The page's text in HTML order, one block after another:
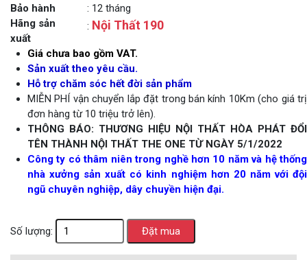
Bảo hành
: 12 tháng
Hãng sản
xuất
: Nội Thất 190
Giá chưa bao gồm VAT.
Sản xuất theo yêu cầu.
Hỗ trợ chăm sóc hết đời sản phẩm
MIỄN PHÍ vận chuyển lắp đặt trong bán kính 10Km (cho giá trị
đơn hàng từ 10 triệu trở lên).
THÔNG BÁO: THƯƠNG HIỆU NỘI THẤT HÒA PHÁT ĐỔI
TÊN THÀNH NỘI THẤT THE ONE TỪ NGÀY 5/1/2022
Công ty có thâm niên trong nghề hơn 10 năm và hệ thống
nhà xưởng sản xuất có kinh nghiệm hơn 20 năm với đội
ngũ chuyên nghiệp, dây chuyền hiện đại.
Số lượng: